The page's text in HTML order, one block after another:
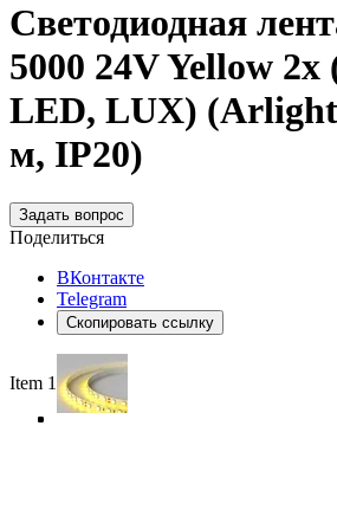
Светодиодная
5000 24V Yellow 2x
LED, LUX)
м, IP20)
Задать вопрос
Поделиться
ВКонтакте
Telegram
Скопировать ссылку
Item 1 of 4